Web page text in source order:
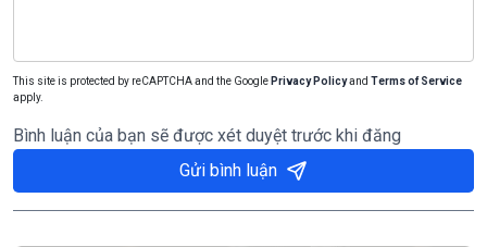
This site is protected by reCAPTCHA and the Google Privacy Policyand Terms of Service
apply.
Bình luận của bạn sẽ được xét duyệt trước khi đăng
Gửi bình luận